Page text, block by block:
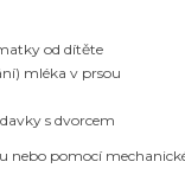
od dítěte
mléka v prsou
s dvorcem
nebo pomocí